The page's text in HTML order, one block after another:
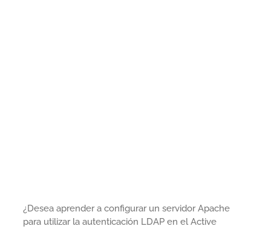
¿Desea aprender a configurar un servidor Apache
para utilizar la autenticación LDAP en el Active